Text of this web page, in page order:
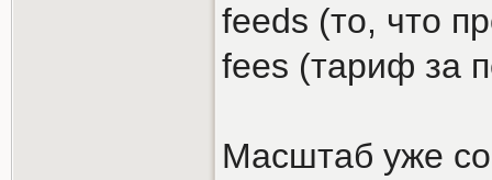
feeds (то, что
fees (тариф за
Масштаб уже